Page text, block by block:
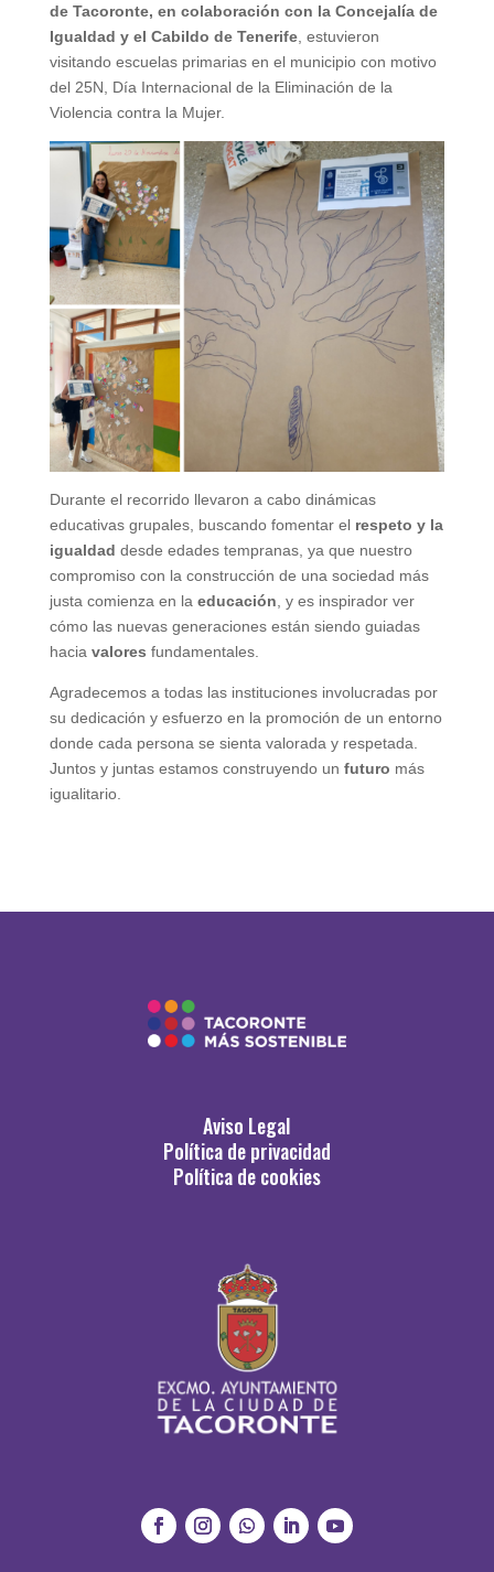
de Tacoronte, en colaboración con la Concejalía de
Igualdad y el Cabildo de Tenerife, estuvieron
visitando escuelas primarias en el municipio con motivo
del 25N, Día Internacional de la Eliminación de la
Violencia contra la Mujer.
Durante el recorrido llevaron a cabo dinámicas
educativas grupales, buscando fomentar el respeto y la
igualdad desde edades tempranas, ya que nuestro
compromiso con la construcción de una sociedad más
justa comienza en la educación , y es inspirador ver
cómo las nuevas generaciones están siendo guiadas
hacia valores fundamentales.
Agradecemos a todas las instituciones involucradas por
su dedicación y esfuerzo en la promoción de un entorno
donde cada persona se sienta valorada y respetada.
Juntos y juntas estamos construyendo un futuro más
igualitario.
Aviso Legal
Política de privacidad
Política de cookies